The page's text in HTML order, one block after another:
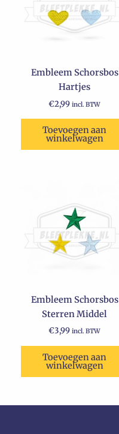
Embleem Schorsbos
Hartjes
€2,99 incl. BTW
Toevoegen aan
winkelwagen
Embleem Schorsbos
Sterren Middel
€3,99 incl. BTW
Toevoegen aan
winkelwagen